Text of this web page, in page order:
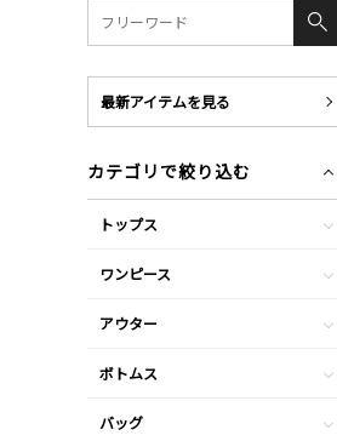
最新アイテムを見る
カテゴリで絞り込む
トップス
ワンピース
アウター
ボトムス
バッグ